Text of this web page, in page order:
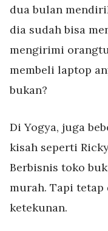
dua bulan
dia sudah bisa
mengirimi
membeli laptop
bukan?
Di Yogya, juga
kisah seperti
Berbisnis toko
murah. Tapi
ketekunan.